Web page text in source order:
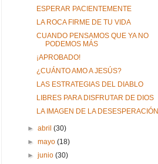
ESPERAR PACIENTEMENTE
LA ROCA FIRME DE TU VIDA
CUANDO PENSAMOS QUE YA NO
PODEMOS MÁS
¡APROBADO!
¿CUÁNTO AMO A JESÚS?
LAS ESTRATEGIAS DEL DIABLO
LIBRES PARA DISFRUTAR DE DIOS
LA IMAGEN DE LA DESESPERACIÓN
►abril(30)
►mayo(18)
►junio(30)